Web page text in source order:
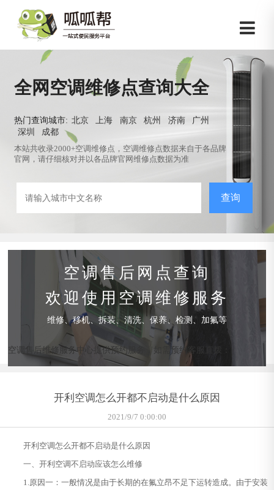
全网空调维修点查询大全
热门查询城市: 北京 上海 南京 杭州 济南
广州
深圳
成都
本站共收录2000+空调维修点，空调维修点数据来自于各品牌
官网，请仔细核对并以各品牌官网维修点数据为准
查询
空调售后网点查询
欢迎使用空调维修服务
维修、移机、拆装、清洗、保养、检测、加氟等
空调售后维修服务中心提供预约服务，如需预约客服直拨：
开利空调怎么开都不启动是什么原因
2021/9/7 0:00:00
开利空调怎么开都不启动是什么原因
一、开利空调不启动应该怎么维修
1.原因一：一般情况是由于长期的在氟立昂不足下运转造成。由于安装